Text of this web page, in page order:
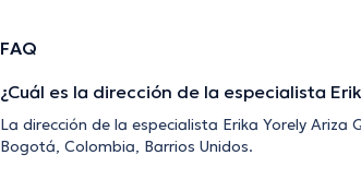
FAQ
¿Cuál es la dirección de la especialista
La dirección de la especialista Erika Yorely Ariza
Bogotá, Colombia, Barrios Unidos.